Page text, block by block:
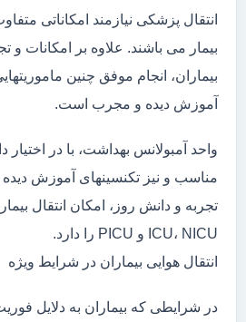
انتقال پزشکی نیازمند امکاناتی
بیمار می باشند. علاوه بر امکانات و
بیماران، انجام موفق چنین
آموزش دیده و مجرب است.
واحد آمبولانس بهداشت، با در
مناسب و نیز تکنسینهای آموزش
ICU، NICU و PICU را دارد.
انتقال هوایی بیماران در شرایط ویژه
در شرایطی که بیماران به دلایل